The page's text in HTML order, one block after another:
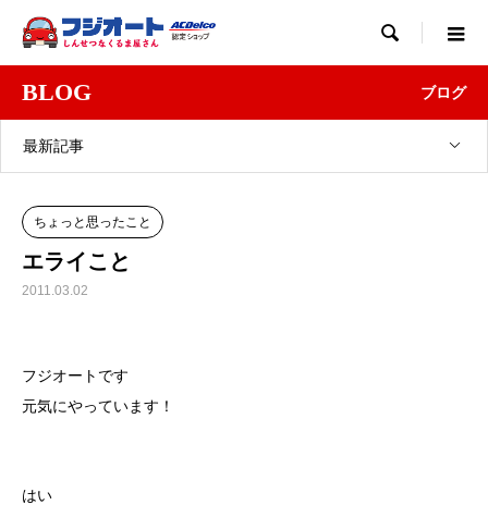

BLOG ブログ
最新記事
ちょっと思ったこと
エライこと
2011.03.02
フジオートです
元気にやっています！
はい